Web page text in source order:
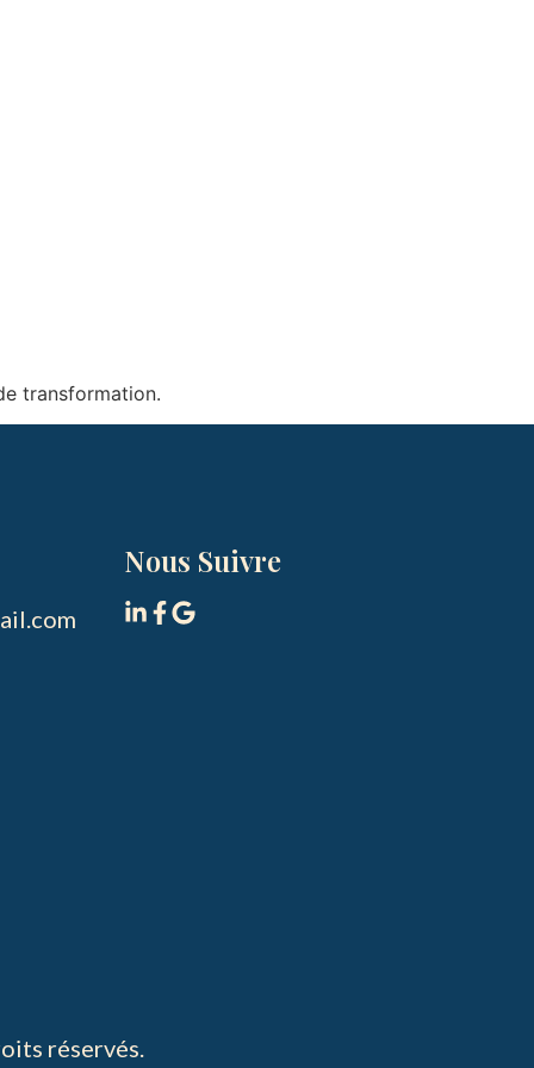
transformation.
Nous Suivre
réservés.